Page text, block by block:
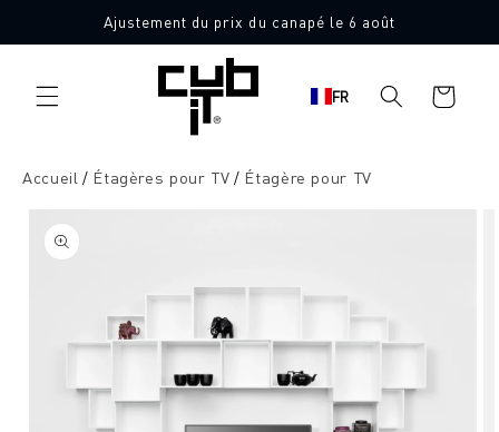
directement
au contenu
Ajustement du prix du canapé le 6 août
FR
Panier
d'achat
Accueil Étagères pour TV Étagère pour TV
l'information
sur le
produit